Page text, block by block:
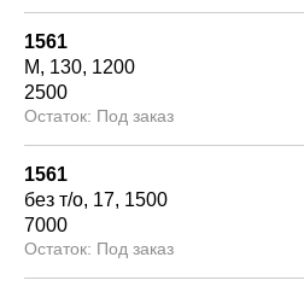
1561
М
130 1200
2500
Под заказ
1561
без т/о 17 1500
7000
Под заказ